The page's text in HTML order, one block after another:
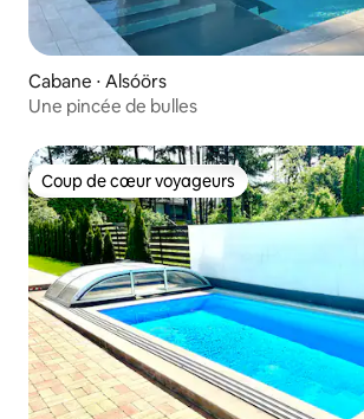
Cabane ⋅ Alsóörs
Une pincée de bulles
Coup de cœur voyageurs
Coup de cœur voyageurs